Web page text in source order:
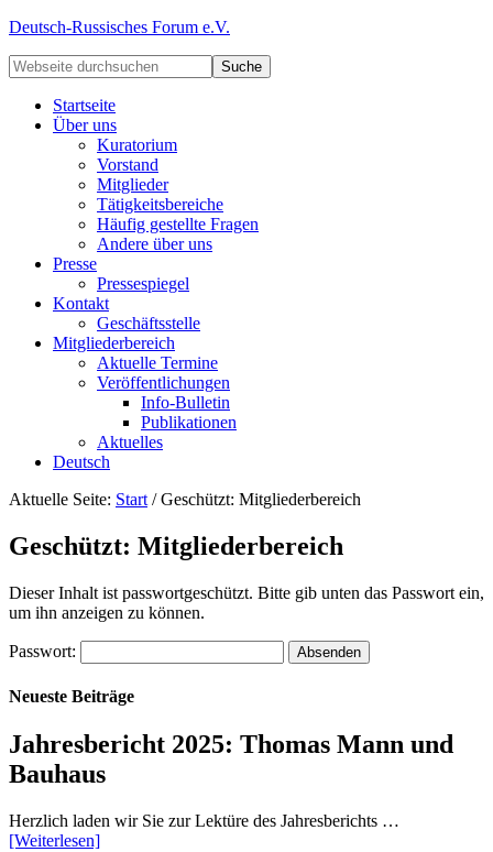
Deutsch-Russisches Forum e.V.
Startseite
Über uns
Kuratorium
Vorstand
Mitglieder
Tätigkeitsbereiche
Häufig gestellte Fragen
Andere über uns
Presse
Pressespiegel
Kontakt
Geschäftsstelle
Mitgliederbereich
Aktuelle Termine
Veröffentlichungen
Info-Bulletin
Publikationen
Aktuelles
Deutsch
Aktuelle Seite: Start /Geschützt: Mitgliederbereich
Geschützt: Mitgliederbereich
Dieser Inhalt ist passwortgeschützt. Bitte gib unten das Passwort ein,
um ihn anzeigen zu können.
Passwort:
Neueste Beiträge
Jahresbericht 2025: Thomas Mann und
Bauhaus
Herzlich laden wir Sie zur Lektüre des Jahresberichts …
[Weiterlesen]